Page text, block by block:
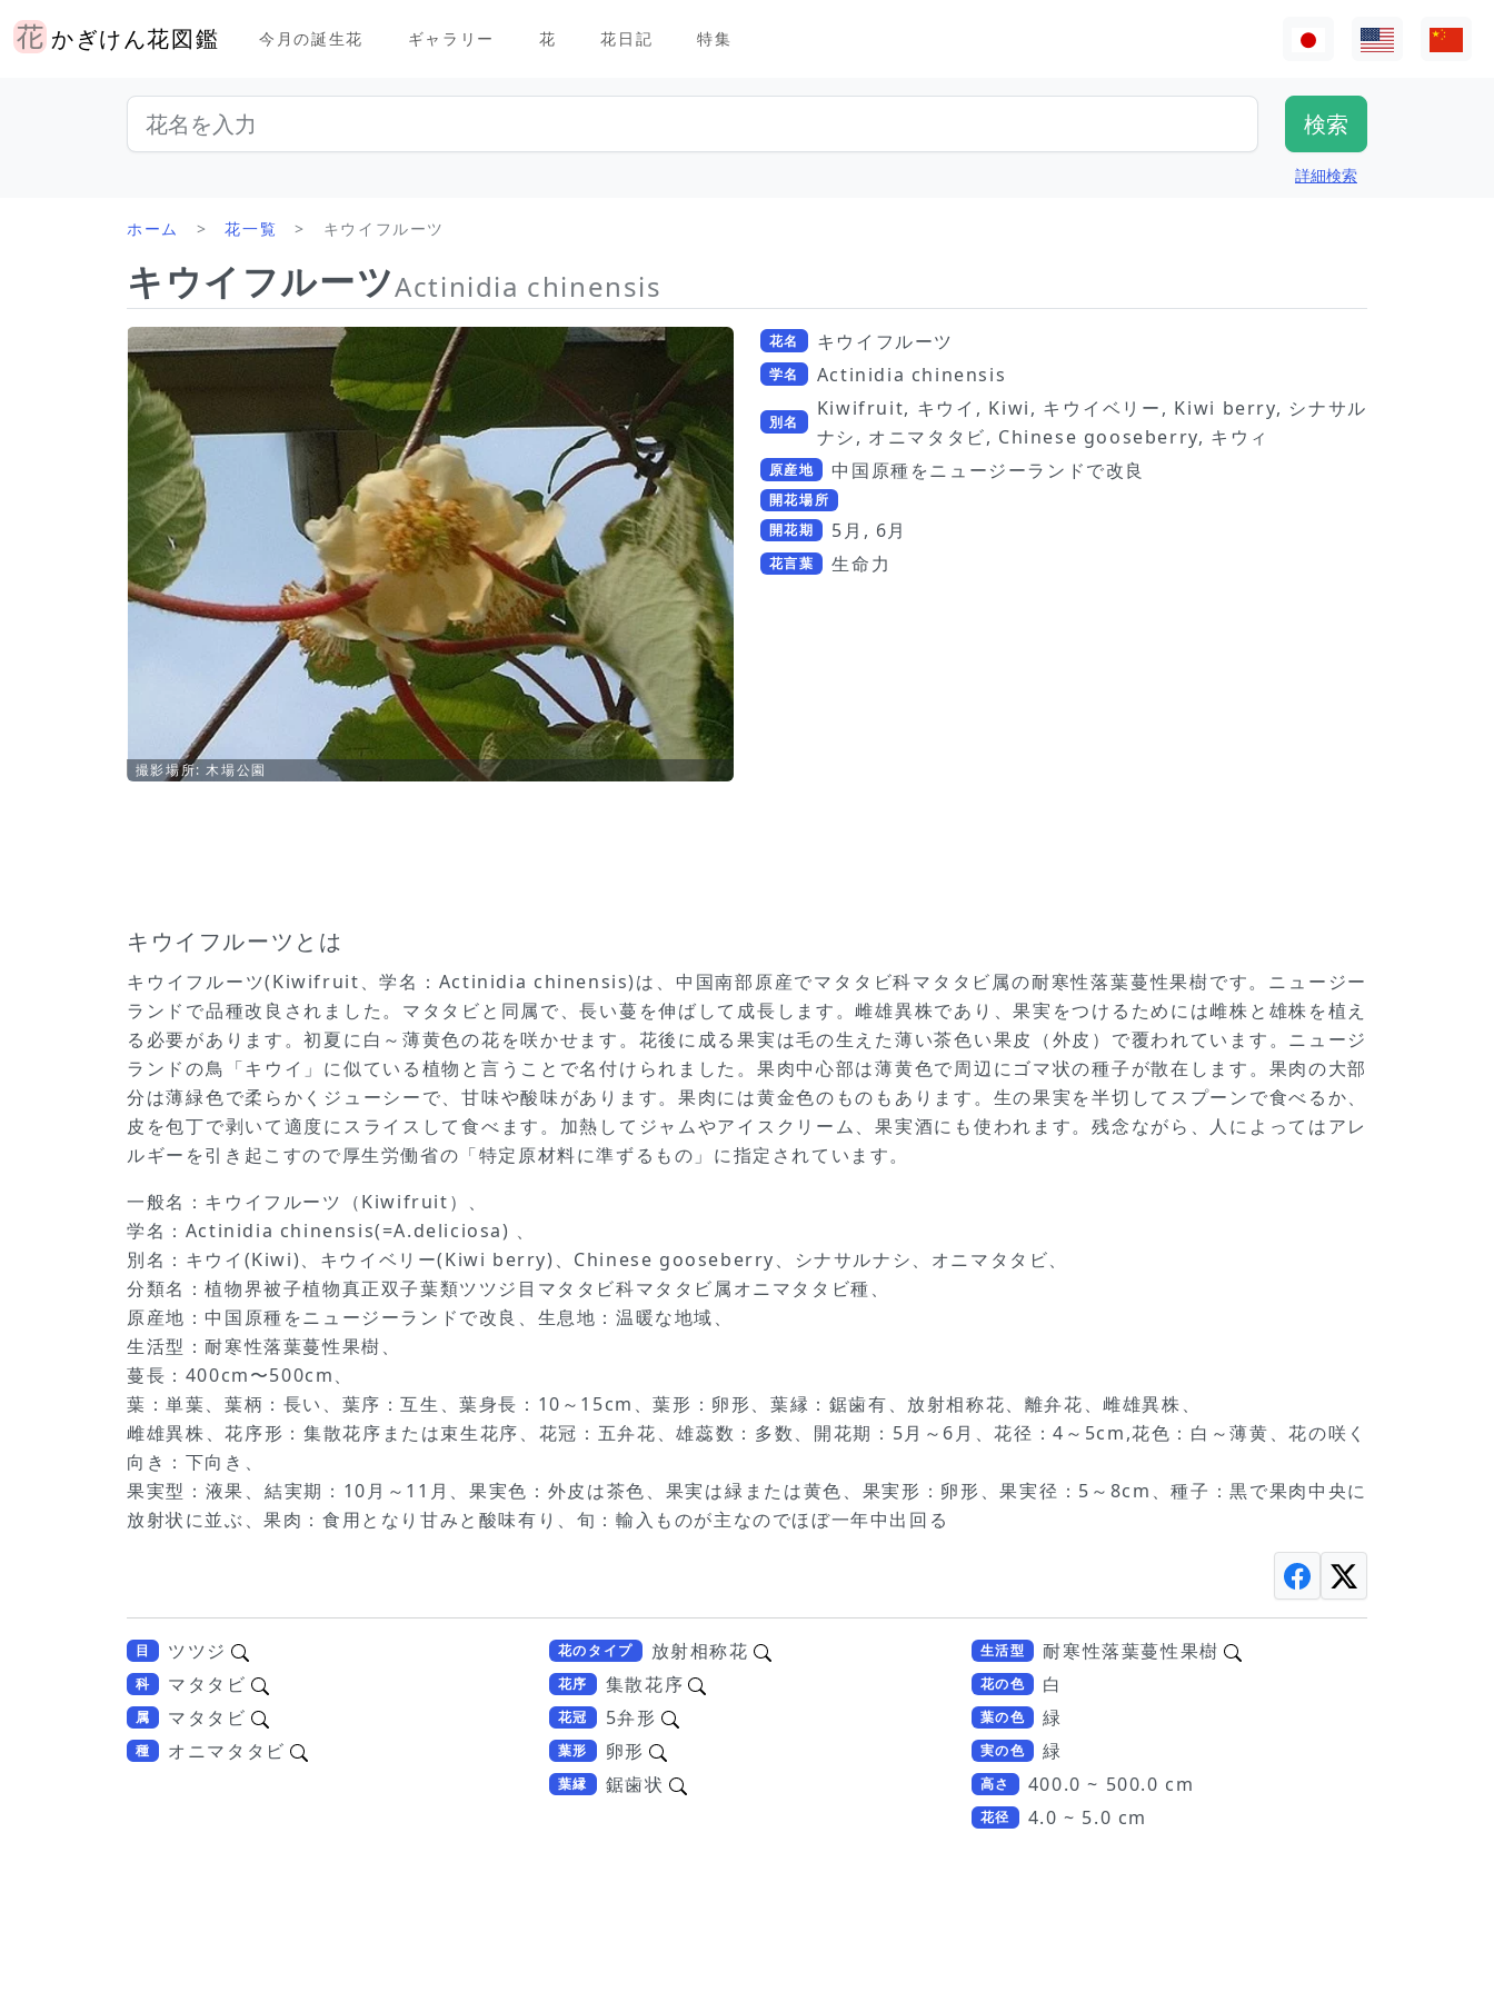
かぎけん花図鑑 今月の誕生花 ギャラリー 花 花日記 特集
詳細検索
ホーム 花一覧 キウイフルーツ
キウイフルーツActinidia chinensis
撮影場所: 木場公園
花名 キウイフルーツ
学名 Actinidia chinensis
別名
Kiwifruit, キウイ, Kiwi, キウイベリー, Kiwi berry, シナサル
ナシ, オニマタタビ, Chinese gooseberry, キウィ
原産地 中国原種をニュージーランドで改良
開花場所
開花期
5月, 6月
花言葉 生命力
キウイフルーツとは
キウイフルーツ(Kiwifruit、学名：Actinidia chinensis)は、中国南部原産でマタタビ科マタタビ属の耐寒性落葉蔓性果樹です。ニュージー
ランドで品種改良されました。マタタビと同属で、長い蔓を伸ばして成長します。雌雄異株であり、果実をつけるためには雌株と雄株を植え
る必要があります。初夏に白～薄黄色の花を咲かせます。花後に成る果実は毛の生えた薄い茶色い果皮（外皮）で覆われています。ニュージ
ランドの鳥「キウイ」に似ている植物と言うことで名付けられました。果肉中心部は薄黄色で周辺にゴマ状の種子が散在します。果肉の大部
分は薄緑色で柔らかくジューシーで、甘味や酸味があります。果肉には黄金色のものもあります。生の果実を半切してスプーンで食べるか、
皮を包丁で剥いて適度にスライスして食べます。加熱してジャムやアイスクリーム、果実酒にも使われます。残念ながら、人によってはアレ
ルギーを引き起こすので厚生労働省の「特定原材料に準ずるもの」に指定されています。
一般名：キウイフルーツ（Kiwifruit）、
学名：Actinidia chinensis(=A.deliciosa) 、
別名：キウイ(Kiwi)、キウイベリー(Kiwi berry)、Chinese gooseberry、シナサルナシ、オニマタタビ、
分類名：植物界被子植物真正双子葉類ツツジ目マタタビ科マタタビ属オニマタタビ種、
原産地：中国原種をニュージーランドで改良、生息地：温暖な地域、
生活型：耐寒性落葉蔓性果樹、
蔓長：400cm〜500cm、
葉：単葉、葉柄：長い、葉序：互生、葉身長：10～15cm、葉形：卵形、葉縁：鋸歯有、放射相称花、離弁花、雌雄異株、
雌雄異株、花序形：集散花序または束生花序、花冠：五弁花、雄蕊数：多数、開花期：5月～6月、花径：4～5cm,花色：白～薄黄、花の咲く
向き：下向き、
果実型：液果、結実期：10月～11月、果実色：外皮は茶色、果実は緑または黄色、果実形：卵形、果実径：5～8cm、種子：黒で果肉中央に
放射状に並ぶ、果肉：食用となり甘みと酸味有り、旬：輸入ものが主なのでほぼ一年中出回る
目 ツツジ
科 マタタビ
属 マタタビ
種 オニマタタビ
花のタイプ 放射相称花
花序 集散花序
花冠 5弁形
葉形 卵形
葉縁 鋸歯状
生活型 耐寒性落葉蔓性果樹
花の色 白
葉の色 緑
実の色 緑
高さ 400.0 ~ 500.0 cm
花径 4.0 ~ 5.0 cm